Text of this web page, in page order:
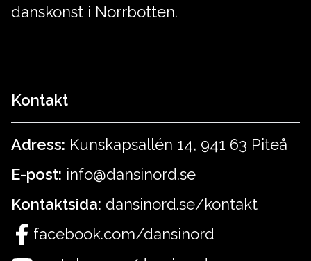
danskonst i Norrbotten.
Kontakt
Adress: Kunskapsallén 14, 941 63 Piteå
E-post: info@dansinord.se
Kontaktsida: dansinord.se/kontakt
facebook.com/dansinord